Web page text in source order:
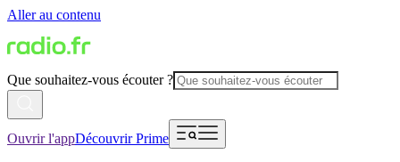
Aller au contenu
Que souhaitez-vous écouter ?
Ouvrir l'appDécouvrir Prime